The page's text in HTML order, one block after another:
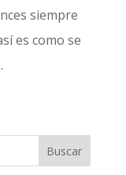
siempre
es como se